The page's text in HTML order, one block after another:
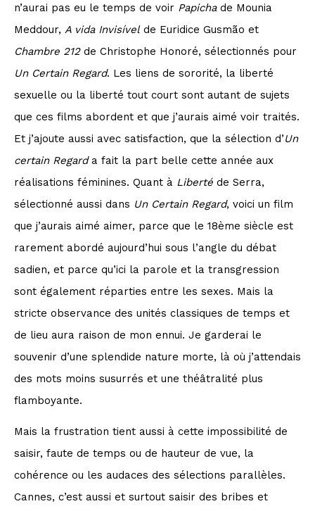
n’aurai pas eu le temps de voir Papicha de Mounia
Meddour, A vida Invisívelde Euridice Gusmão et
Chambre 212de Christophe Honoré, sélectionnés pour
Un Certain Regard. Les liens de sororité, la liberté
sexuelle ou la liberté tout court sont autant de sujets
que ces films abordent et que j’aurais aimé voir traités.
Et j’ajoute aussi avec satisfaction, que la sélection d’Un
certain Regarda fait la part belle cette année aux
réalisations féminines. Quant à Liberté de Serra,
sélectionné aussi dans Un Certain Regard, voici un film
que j’aurais aimé aimer, parce que le 18ème siècle est
rarement abordé aujourd’hui sous l’angle du débat
sadien, et parce qu’ici la parole et la transgression
sont également réparties entre les sexes. Mais la
stricte observance des unités classiques de temps et
de lieu aura raison de mon ennui. Je garderai le
souvenir d’une splendide nature morte, là où j’attendais
des mots moins susurrés et une théâtralité plus
flamboyante.
Mais la frustration tient aussi à cette impossibilité de
saisir, faute de temps ou de hauteur de vue, la
cohérence ou les audaces des sélections parallèles.
Cannes, c’est aussi et surtout saisir des bribes et